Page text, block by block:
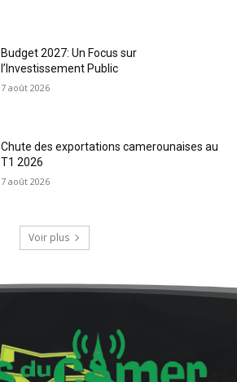
Budget 2027: Un Focus sur
l’Investissement Public
7 août 2026
Chute des exportations camerounaises au
T1 2026
7 août 2026
Voir plus